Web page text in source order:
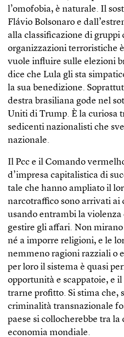
l’omofobia, è naturale. Il
Flávio Bolsonaro e
alla classificazione di
organizzazioni terroristiche
vuole influire sulle elezioni
dice che Lula gli sta
la sua benedizione.
destra brasiliana gode nel
Uniti di Trump. È la curiosa
sedicenti nazionalisti che
nazionale.
Il Pcc e il Comando
d’impresa capitalistica di
tale che hanno ampliato il
narcotraffico sono arrivati ai
usando entrambi la
gestire gli affari. Non
né a imporre religioni, e le
nemmeno ragioni razziali o
per loro il sistema è quasi
opportunità e scappatoie, e
trarne profitto. Si stima che,
criminalità transnazionale
paese si collocherebbe tra la
economia mondiale.